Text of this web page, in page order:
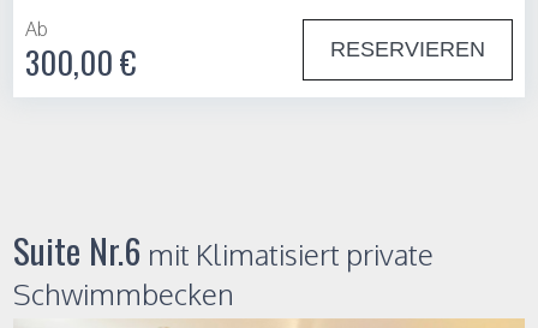
Ab
300,00 € RESERVIEREN
Suite Nr.6 mit Klimatisiert private
Schwimmbecken